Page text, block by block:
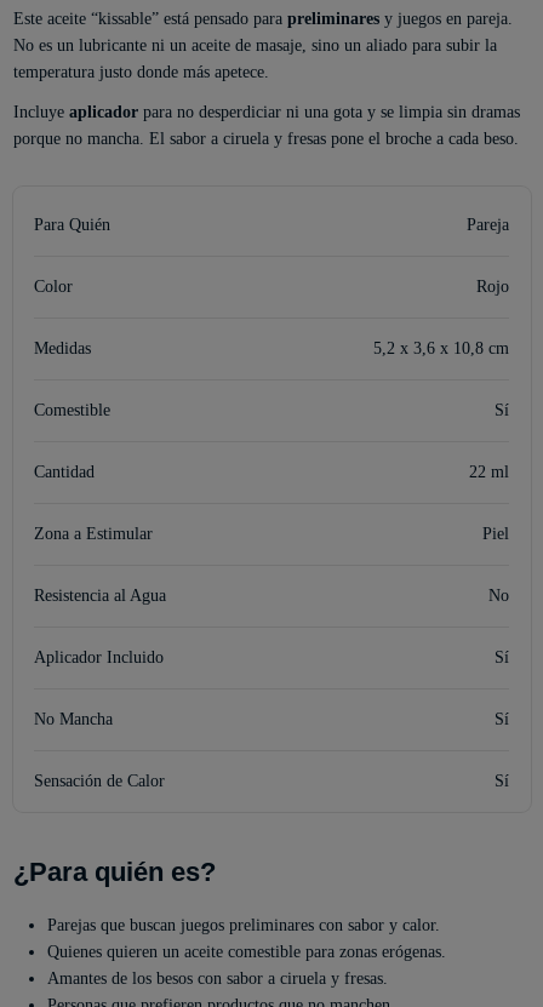
Este aceite “kissable” está pensado para preliminaresy juegos en pareja.
No es un lubricante ni un aceite de masaje, sino un aliado para subir la
temperatura justo donde más apetece.
Incluye aplicadorpara no desperdiciar ni una gota y se limpia sin dramas
porque no mancha. El sabor a ciruela y fresas pone el broche a cada beso.
Para Quién Pareja
Color Rojo
Medidas 5,2 x 3,6 x 10,8 cm
Comestible Sí
Cantidad 22 ml
Zona a Estimular Piel
Resistencia al Agua No
Aplicador Incluido Sí
No Mancha Sí
Sensación de Calor Sí
¿Para quién es?
Parejas que buscan juegos preliminares con sabor y calor.
Quienes quieren un aceite comestible para zonas erógenas.
Amantes de los besos con sabor a ciruela y fresas.